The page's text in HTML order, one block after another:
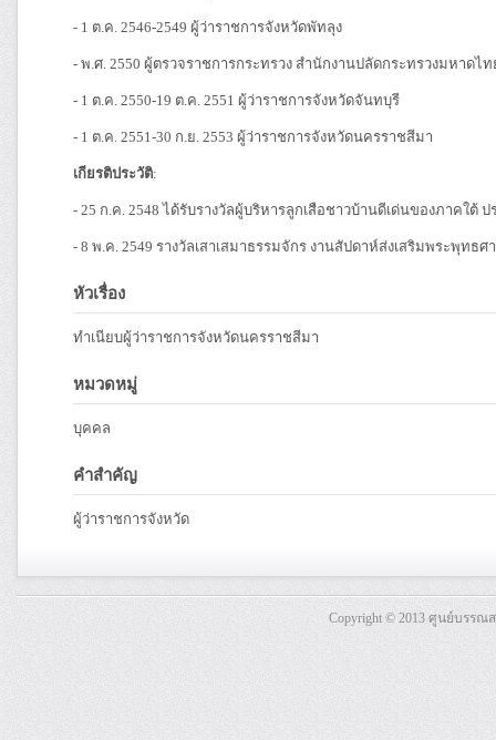
- 1 ต.ค. 2546-2549 ผู้ว่าราชการจังหวัดพัทลุง
- พ.ศ. 2550 ผู้ตรวจราชการกระทรวง สำนักงานปลัดกระทรวงมหาดไท
- 1 ต.ค. 2550-19 ต.ค. 2551 ผู้ว่าราชการจังหวัดจันทบุรี
- 1 ต.ค. 2551-30 ก.ย. 2553 ผู้ว่าราชการจังหวัดนครราชสีมา
เกียรติประวัติ:
- 25 ก.ค. 2548 ได้รับรางวัลผู้บริหารลูกเสือชาวบ้านดีเด่นของภาคใต้ ป
- 8 พ.ค. 2549 รางวัลเสาเสมาธรรมจักร งานสัปดาห์ส่งเสริมพระพุทธ
หัวเรื่อง
ทำเนียบผู้ว่าราชการจังหวัดนครราชสีมา
หมวดหมู่
บุคคล
คำสำคัญ
ผู้ว่าราชการจังหวัด
Copyright © 2013 ศูนย์บรร